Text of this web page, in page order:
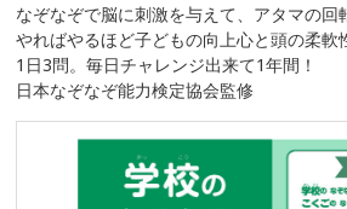
なぞなぞで脳に刺激を与えて、アタマの回
やればやるほど子どもの向上心と頭の柔軟
1日3問。毎日チャレンジ出来て1年間！
日本なぞなぞ能力検定協会監修